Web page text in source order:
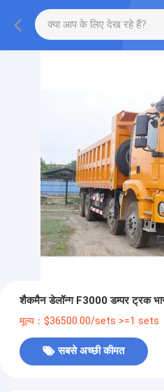
शैकमैन डेलॉन्ग F3000 डम्पर ट्रक
मूल्य：$36500.00/sets >=1 sets
सबसे अच्छी कीमत